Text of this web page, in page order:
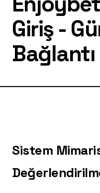
Giriş -
Sistem